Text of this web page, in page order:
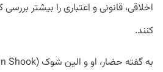
اخلاقی، قانونی و اعتباری را بیشتر
کنند.